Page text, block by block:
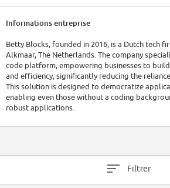
Informations entreprise
Betty Blocks, founded in 2016, is a Dutch tech
Alkmaar, The Netherlands. The company
code platform, empowering businesses to
and efficiency, significantly reducing the
This solution is designed to democratize
enabling even those without a coding
robust applications.
As of 2023, Betty Blocks has a global
Filtrer